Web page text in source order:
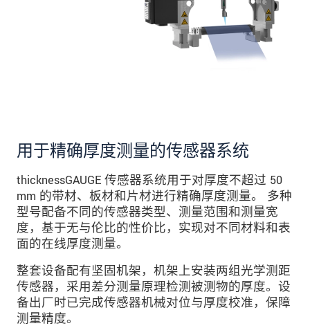
用于精确厚度测量的传感器系统
thicknessGAUGE 传感器系统用于对厚度不超过 50
mm 的带材、板材和片材进行精确厚度测量。 多种
型号配备不同的传感器类型、测量范围和测量宽
度，基于无与伦比的性价比，实现对不同材料和表
面的在线厚度测量。
整套设备配有坚固机架，机架上安装两组光学测距
传感器，采用差分测量原理检测被测物的厚度。设
备出厂时已完成传感器机械对位与厚度校准，保障
测量精度。